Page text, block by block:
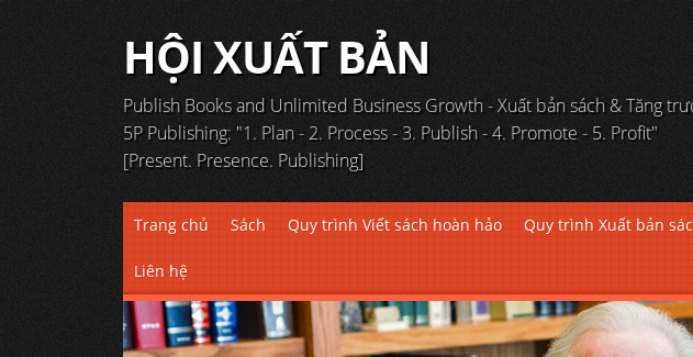
HỘI XUẤT BẢN
Publish Books and Unlimited Business Growth - Xuất bản sách & Tăng
5P Publishing: "1. Plan - 2. Process - 3. Publish - 4. Promote - 5. Profit"
[Present. Presence. Publishing]
Skip to content
Trang chủ Sách Quy trình Viết sách hoàn hảo Quy trình Xuất bản
Liên hệ